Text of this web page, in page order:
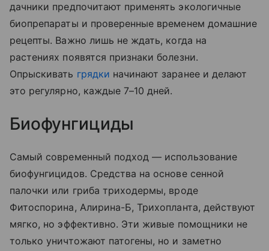
дачники предпочитают применять экологичные
биопрепараты и проверенные временем домашние
рецепты. Важно лишь не ждать, когда на
растениях появятся признаки болезни.
Опрыскивать грядки начинают заранее и делают
это регулярно, каждые 7–10 дней.
Биофунгициды
Самый современный подход — использование
биофунгицидов. Средства на основе сенной
палочки или гриба триходермы, вроде
Фитоспорина, Алирина-Б, Трихопланта, действуют
мягко, но эффективно. Эти живые помощники не
только уничтожают патогены, но и заметно